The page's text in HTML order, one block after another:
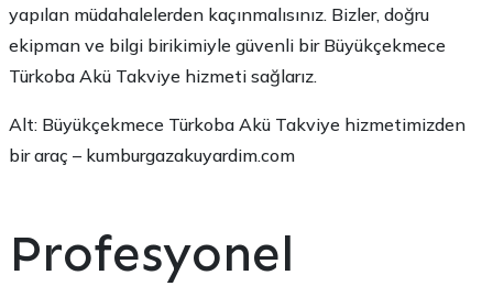
yapılan müdahalelerden kaçınmalısınız. Bizler, doğru
ekipman ve bilgi birikimiyle güvenli bir Büyükçekmece
Türkoba Akü Takviye hizmeti sağlarız.
Alt: Büyükçekmece Türkoba Akü Takviye hizmetimizden
bir araç – kumburgazakuyardim.com
Profesyonel